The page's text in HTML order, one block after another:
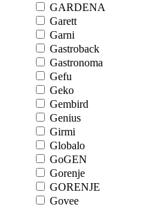
GARDENA
Garett
Garni
Gastroback
Gastronoma
Gefu
Geko
Gembird
Genius
Girmi
Globalo
GoGEN
Gorenje
GORENJE
Govee